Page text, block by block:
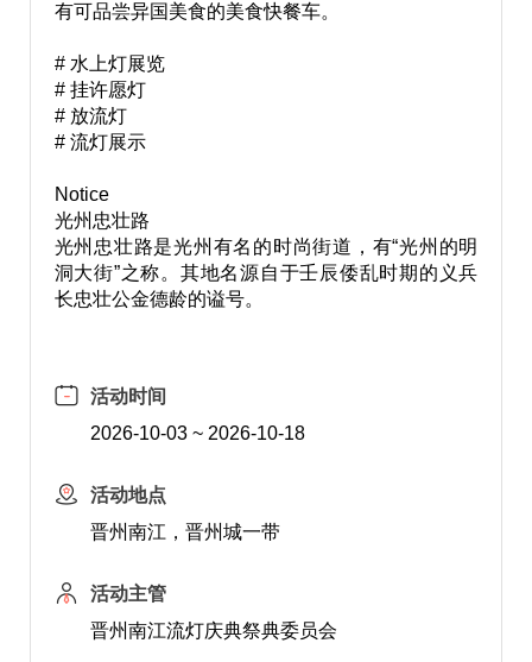
有可品尝异国美食的美食快餐车。
# 水上灯展览
# 挂许愿灯
# 放流灯
# 流灯展示
Notice
光州忠壮路
光州忠壮路是光州有名的时尚街道，有“光州的明
洞大街”之称。其地名源自于壬辰倭乱时期的义兵
长忠壮公金德龄的谥号。
活动时间
2026-10-03 ~ 2026-10-18
活动地点
晋州南江，晋州城一带
活动主管
晋州南江流灯庆典祭典委员会